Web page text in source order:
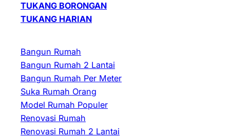
TUKANG BORONGAN
TUKANG HARIAN
Bangun Rumah
Bangun Rumah 2 Lantai
Bangun Rumah Per Meter
Suka Rumah Orang
Model Rumah Populer
Renovasi Rumah
Renovasi Rumah 2 Lantai